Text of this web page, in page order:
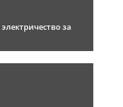
за